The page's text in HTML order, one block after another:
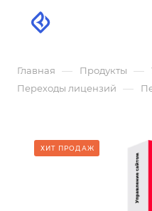
Главная — Продукты —
Переходы лицензий —
ХИТ ПРОДАЖ